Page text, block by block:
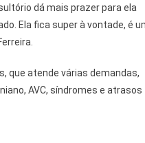
dá mais prazer para ela
Ela fica super à vontade, é
que atende várias demandas,
AVC, síndromes e atrasos